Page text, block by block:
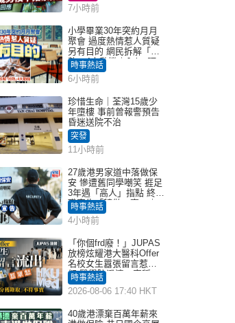
7小時前
小學畢業30年突約月月
聚會 過度熱情惹人質疑
另有目的 網民拆解「扮
熟」4大動機｜Juicy叮
時事熱話
6小時前
珍惜生命｜荃灣15歲少
年墮樓 事前曾報警預告
昏迷送院不治
突發
11小時前
27歲港男家道中落做保
安 慘遭舊同學嘲笑 捱足
3年遇「高人」指點 終辭
職宣告「轉做一事」｜
Juicy叮
時事熱話
4小時前
「你個frd廢！」JUPAS
放榜炫耀港大醫科Offer
名校女生囂張留言惹眾
怒 醫學院澄清：宣稱
「40.5分獲錄取」不符事
實｜Juicy叮
時事熱話
2026-08-06 17:40 HKT
40歲港漂棄百萬年薪來